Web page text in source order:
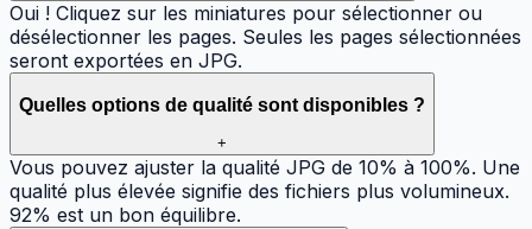
Oui ! Cliquez sur les miniatures pour sélectionner ou
désélectionner les pages. Seules les pages sélectionnées
seront exportées en JPG.
Quelles options de qualité sont disponibles ?
+
Vous pouvez ajuster la qualité JPG de 10% à 100%. Une
qualité plus élevée signifie des fichiers plus volumineux.
92% est un bon équilibre.